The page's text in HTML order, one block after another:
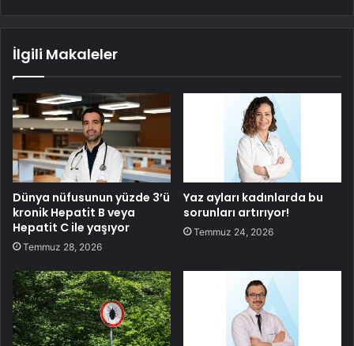
İlgili Makaleler
Dünya nüfusunun yüzde 3’ü
kronik Hepatit B veya
Hepatit C ile yaşıyor
Temmuz 28, 2026
Yaz ayları kadınlarda bu
sorunları artırıyor!
Temmuz 24, 2026